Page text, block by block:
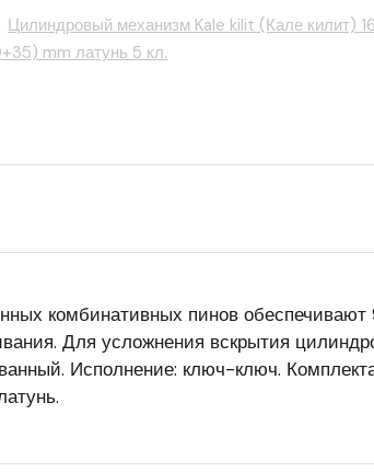
Цилиндровый механизм Kale kilit (Кале килит)
mm латунь 5 кл.
комбинативных пинов
Для усложнения вскрытия
Исполнение: ключ-ключ.